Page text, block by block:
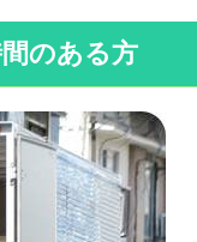
のある方